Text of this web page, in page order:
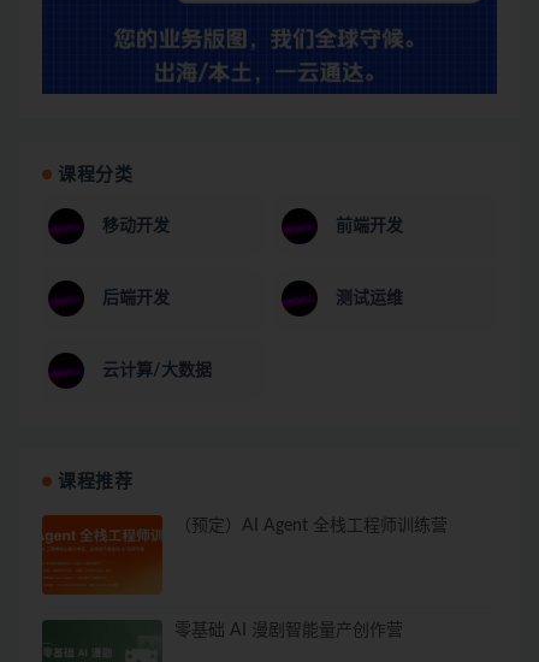
课程分类
移动开发 前端开发
后端开发 测试运维
云计算/大数据
课程推荐
（预定）AI Agent 全栈工程师训练营
零基础 AI 漫剧智能量产创作营